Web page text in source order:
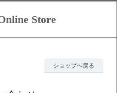
Store
ショップへ戻る